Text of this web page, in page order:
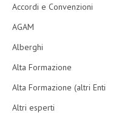
Accordi e Convenzioni
AGAM
Alberghi
Alta Formazione
Alta Formazione (altri Enti
Altri esperti